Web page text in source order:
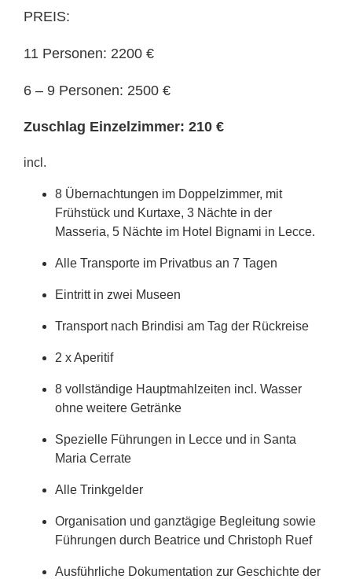
PREIS:
11 Personen: 2200 €
6 – 9 Personen: 2500 €
Zuschlag Einzelzimmer: 210 €
incl.
8 Übernachtungen im Doppelzimmer, mit
Frühstück und Kurtaxe, 3 Nächte in der
Masseria, 5 Nächte im Hotel Bignami in Lecce.
Alle Transporte im Privatbus an 7 Tagen
Eintritt in zwei Museen
Transport nach Brindisi am Tag der Rückreise
2 x Aperitif
8 vollständige Hauptmahlzeiten incl. Wasser
ohne weitere Getränke
Spezielle Führungen in Lecce und in Santa
Maria Cerrate
Alle Trinkgelder
Organisation und ganztägige Begleitung sowie
Führungen durch Beatrice und Christoph Ruef
Ausführliche Dokumentation zur Geschichte der